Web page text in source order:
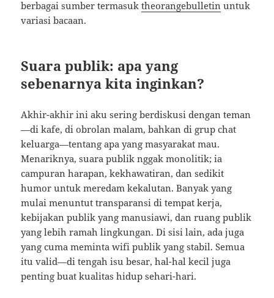
berbagai sumber termasuktheorangebulletin untuk
variasi bacaan.
Suara publik: apa yang
sebenarnya kita inginkan?
Akhir-akhir ini aku sering berdiskusi dengan teman
—di kafe, di obrolan malam, bahkan di grup chat
keluarga—tentang apa yang masyarakat mau.
Menariknya, suara publik nggak monolitik; ia
campuran harapan, kekhawatiran, dan sedikit
humor untuk meredam kekalutan. Banyak yang
mulai menuntut transparansi di tempat kerja,
kebijakan publik yang manusiawi, dan ruang publik
yang lebih ramah lingkungan. Di sisi lain, ada juga
yang cuma meminta wifi publik yang stabil. Semua
itu valid—di tengah isu besar, hal-hal kecil juga
penting buat kualitas hidup sehari-hari.